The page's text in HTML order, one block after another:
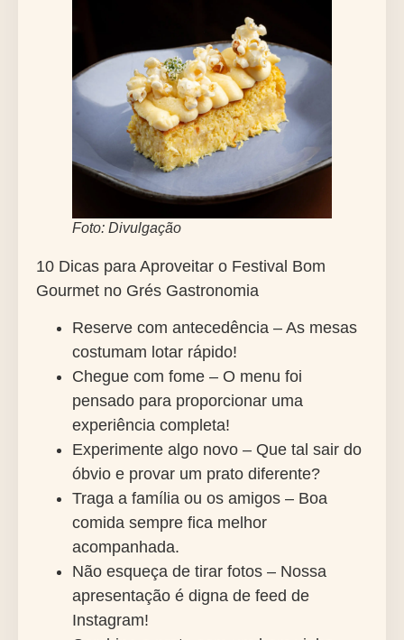
Foto: Divulgação
10 Dicas para Aproveitar o Festival Bom
Gourmet no Grés Gastronomia
Reserve com antecedência – As mesas
costumam lotar rápido!
Chegue com fome – O menu foi
pensado para proporcionar uma
experiência completa!
Experimente algo novo – Que tal sair do
óbvio e provar um prato diferente?
Traga a família ou os amigos – Boa
comida sempre fica melhor
acompanhada.
Não esqueça de tirar fotos – Nossa
apresentação é digna de feed de
Instagram!